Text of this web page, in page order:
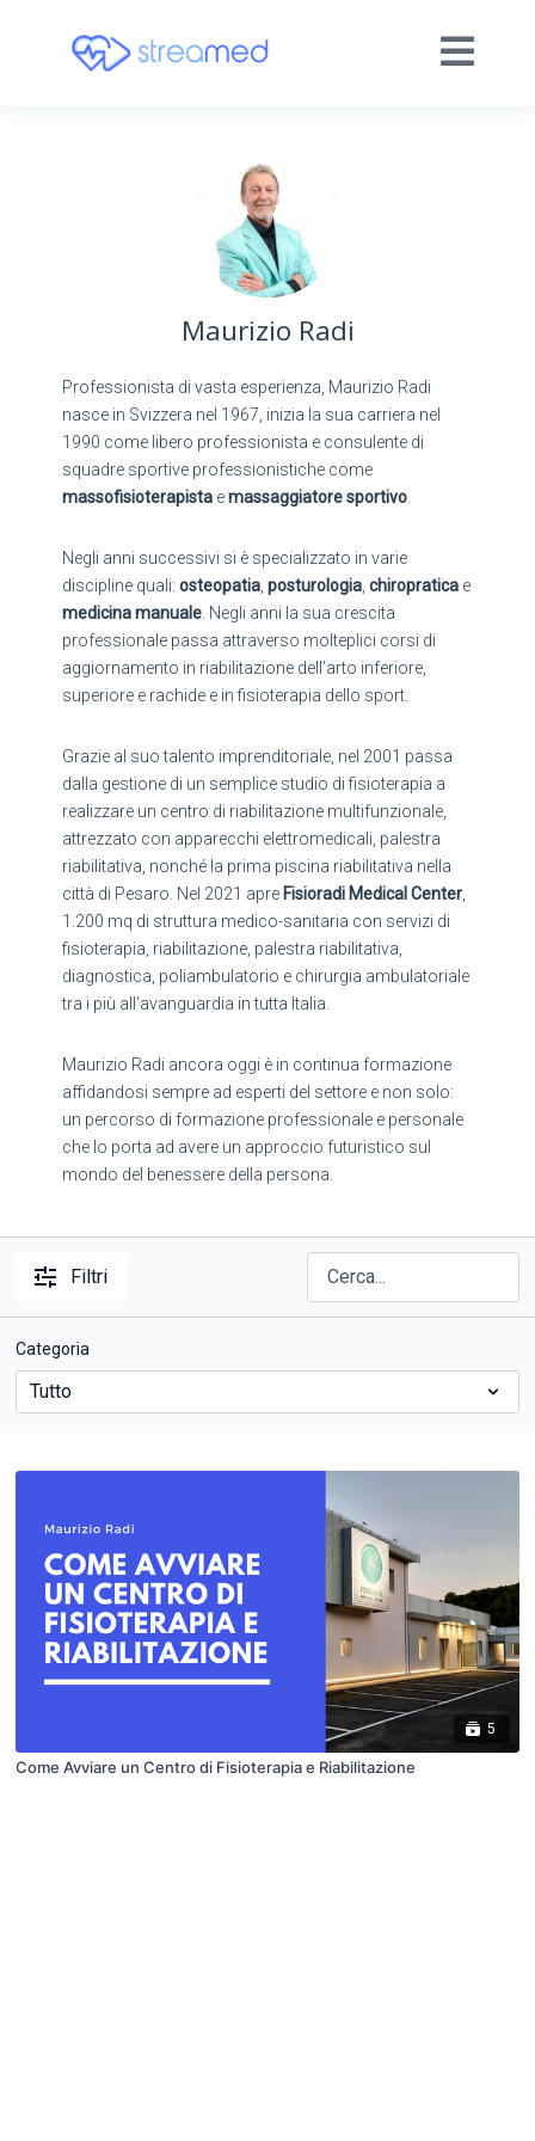
Maurizio Radi
Professionista di vasta esperienza, Maurizio Radi
nasce in Svizzera nel 1967, inizia la sua carriera nel
1990 come libero professionista e consulente di
squadre sportive professionistiche come
massofisioterapistaemassaggiatore sportivo.
Negli anni successivi si è specializzato in varie
discipline quali: osteopatia, posturologia, chiropraticae
medicina manuale. Negli anni la sua crescita
professionale passa attraverso molteplici corsi di
aggiornamento in riabilitazione dell’arto inferiore,
superiore e rachide e in fisioterapia dello sport.
Grazie al suo talento imprenditoriale, nel 2001 passa
dalla gestione di un semplice studio di fisioterapia a
realizzare un centro di riabilitazione multifunzionale,
attrezzato con apparecchi elettromedicali, palestra
riabilitativa, nonché la prima piscina riabilitativa nella
città di Pesaro. Nel 2021 apre Fisioradi Medical Center,
1.200 mq di struttura medico-sanitaria con servizi di
fisioterapia, riabilitazione, palestra riabilitativa,
diagnostica, poliambulatorio e chirurgia ambulatoriale
tra i più all'avanguardia in tutta Italia.
Maurizio Radi ancora oggi è in continua formazione
affidandosi sempre ad esperti del settore e non solo:
un percorso di formazione professionale e personale
che lo porta ad avere un approccio futuristico sul
mondo del benessere della persona.
Filtri
Categoria
5
Come Avviare un Centro di Fisioterapia e Riabilitazione